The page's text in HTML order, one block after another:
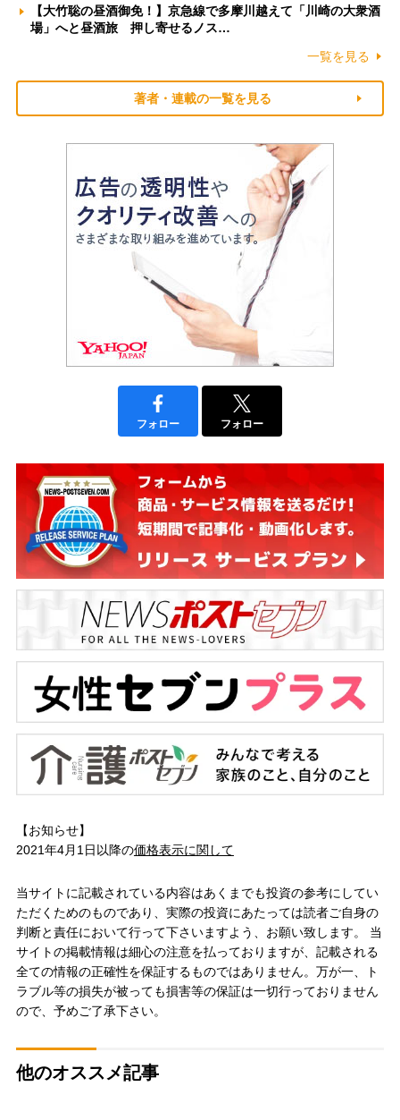
【大竹聡の昼酒御免！】京急線で多摩川越えて「川崎の大衆酒
場」へと昼酒旅 押し寄せるノス…
一覧を見る
著者・連載の一覧を見る
フォロー フォロー
【お知らせ】
2021年4月1日以降の価格表示に関して
当サイトに記載されている内容はあくまでも投資の参考にしてい
ただくためのものであり、実際の投資にあたっては読者ご自身の
判断と責任において行って下さいますよう、お願い致します。 当
サイトの掲載情報は細心の注意を払っておりますが、記載される
全ての情報の正確性を保証するものではありません。万が一、ト
ラブル等の損失が被っても損害等の保証は一切行っておりません
ので、予めご了承下さい。
他のオススメ記事